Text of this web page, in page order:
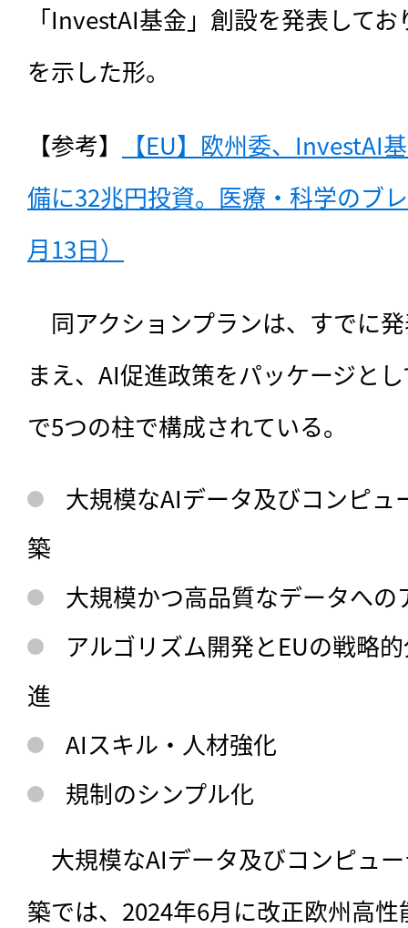
「InvestAI基金」創設を発表して
を示した形。
【参考】
【EU】欧州委、InvestAI
備に32兆円投資。医療・科学のブ
月13日）
同アクションプランは、 すでに
まえ、AI促進政策をパッケージと
で5つの柱で構成されている。
大規模なAIデータ及びコンピュ
築
大規模かつ高品質なデータへの
アルゴリズム開発とEUの戦略
進
AIスキル・人材強化
規制のシンプル化
大規模なAIデータ及びコンピュ
築では、2024年6月に改正欧州高